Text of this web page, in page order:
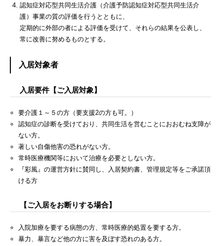
認知症対応型共同生活介護（介護予防認知症対応型共同生活介
護）事業の質の評価を行うとともに、
定期的に外部の者による評価を受けて、それらの結果を公表し、
常に改善に努めるものとする。
入居対象者
入居要件【ご入居対象】
要介護１～５の方（要支援2の方も可。）
認知症の診断を受けており、共同生活を営むことにおおむね支障が
ない方。
著しい自傷他害の恐れがない方。
常時医療機関等において治療を必要としない方。
『彩風』の運営方針に賛同し、入居契約書、管理規定等をご承諾頂
ける方
【ご入居をお断りする場合】
入院加療を要する病態の方、常時医療的処置を要する方。
暴力、暴言など他の方に害を及ぼす恐れのある方。